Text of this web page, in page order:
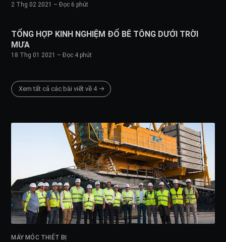
2 Thg 02 2021 – Đọc 6 phút
TỔNG HỢP KINH NGHIỆM ĐỔ BÊ TÔNG DƯỚI TRỜI
MƯA
18 Thg 01 2021 – Đọc 4 phút
Xem tất cả các bài viết về 4 →
MÁY MÓC THIẾT BỊ